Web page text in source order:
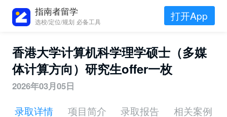
指南者留学
选校/定位/规划 必备工具 打开App
香港大学计算机科学理学硕士（多媒
体计算方向）研究生offer一枚
2026年03月05日
录取详情 项目简介 录取报告 相关案例